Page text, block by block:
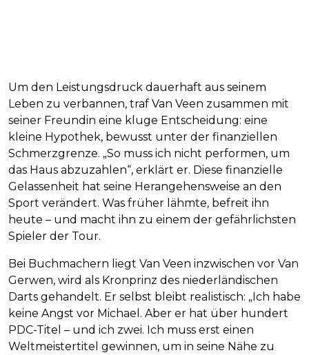
Um den Leistungsdruck dauerhaft aus seinem
Leben zu verbannen, traf Van Veen zusammen mit
seiner Freundin eine kluge Entscheidung: eine
kleine Hypothek, bewusst unter der finanziellen
Schmerzgrenze. „So muss ich nicht performen, um
das Haus abzuzahlen“, erklärt er. Diese finanzielle
Gelassenheit hat seine Herangehensweise an den
Sport verändert. Was früher lähmte, befreit ihn
heute – und macht ihn zu einem der gefährlichsten
Spieler der Tour.
Bei Buchmachern liegt Van Veen inzwischen vor Van
Gerwen, wird als Kronprinz des niederländischen
Darts gehandelt. Er selbst bleibt realistisch: „Ich habe
keine Angst vor Michael. Aber er hat über hundert
PDC-Titel – und ich zwei. Ich muss erst einen
Weltmeistertitel gewinnen, um in seine Nähe zu